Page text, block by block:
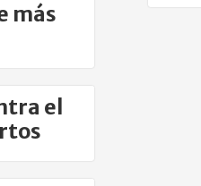
más
el